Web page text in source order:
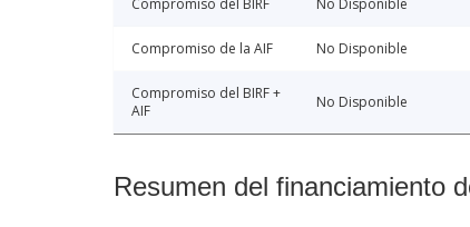
Compromiso del BIRF No Disponible
Compromiso de la AIF No Disponible
Compromiso del BIRF +
AIF
No Disponible
Resumen del financiamiento